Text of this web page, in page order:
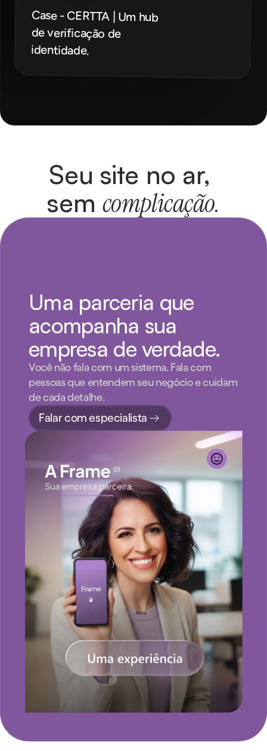
de verificação de
identidade.
Seu site no ar,
sem complicação.
Uma parceria que
acompanha sua
empresa de verdade.
Você não fala com um sistema. Fala com
pessoas que entendem seu negócio e cuidam
de cada detalhe.
Falar com especialista